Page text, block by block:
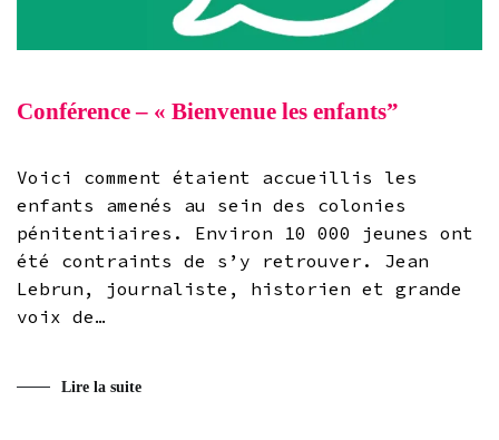
Conférence – « Bienvenue les enfants”
Voici comment étaient accueillis les
enfants amenés au sein des colonies
pénitentiaires. Environ 10 000 jeunes ont
été contraints de s’y retrouver. Jean
Lebrun, journaliste, historien et grande
voix de…
Lire la suite